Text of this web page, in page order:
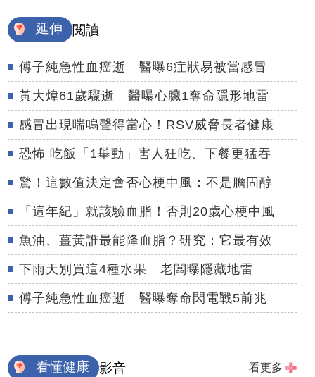
延伸 閱讀
傅子純急性血癌逝 醫曝6症狀易被當感冒
黃大煒61歲驟逝 醫曝心臟1奪命隱形地雷
感冒出現喘鳴聲得當心！RSV威脅長者健康
恐怖 吃飯「1舉動」害人狂吃、下餐更猛吞
驚！這數值決定會否心梗中風：不是膽固醇
「這年紀」就該驗血脂！否則20歲心梗中風
魚油、薑黃誰最能降血脂？研究：它最有效
下雨天別買這4種水果 老闆曝隱藏地雷
傅子純急性血癌逝 醫曝奪命閃電戰5前兆
看懂健康 影音 看更多